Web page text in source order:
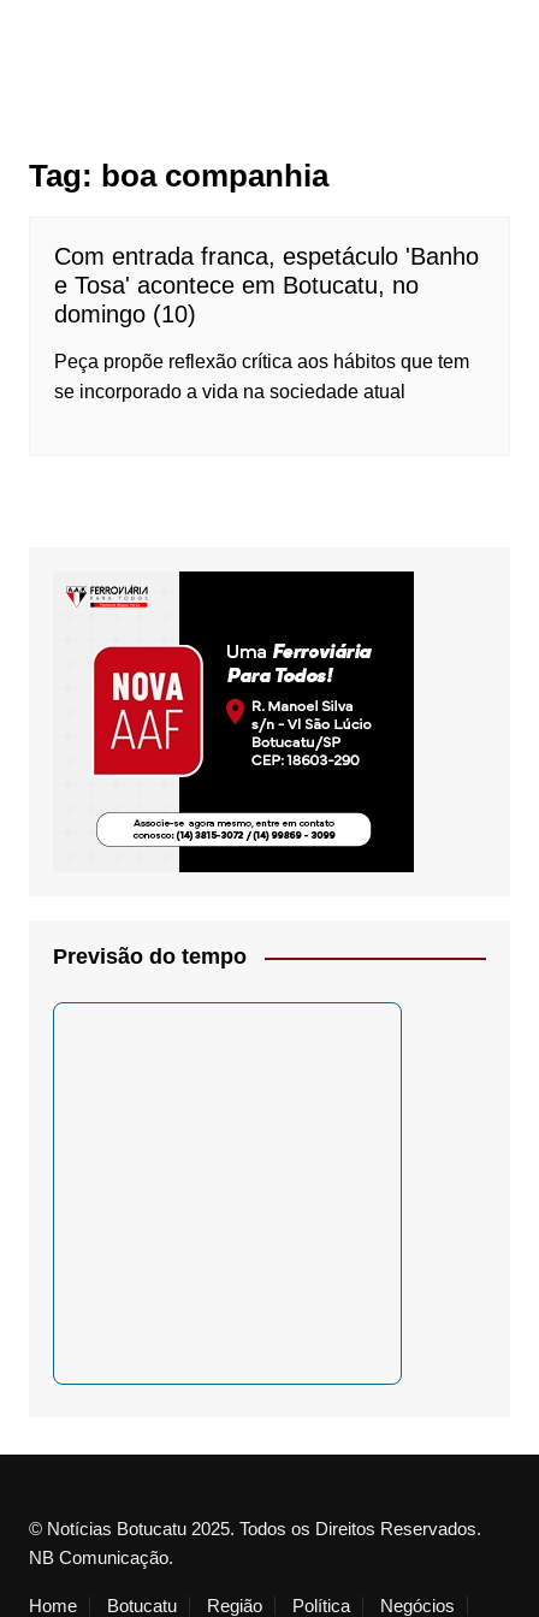
Tag: boa companhia
Com entrada franca, espetáculo 'Banho
e Tosa' acontece em Botucatu, no
domingo (10)
Peça propõe reflexão crítica aos hábitos que tem
se incorporado a vida na sociedade atual
Previsão do tempo
© Notícias Botucatu 2025. Todos os Direitos Reservados.
NB Comunicação.
Home Botucatu Região Política Negócios